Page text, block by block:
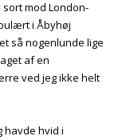
mod London-
i Åbyhøj
så nogenlunde lige
af en
ved jeg ikke helt
havde hvid i